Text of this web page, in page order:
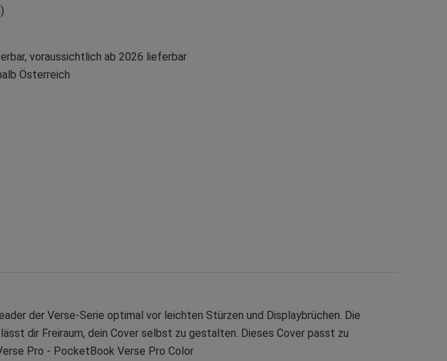
)
voraussichtlich ab 2026 lieferbar
Österreich
der Verse-Serie optimal vor leichten Stürzen und Displaybrüchen. Die
dir Freiraum, dein Cover selbst zu gestalten. Dieses Cover passt zu
Pro - PocketBook Verse Pro Color